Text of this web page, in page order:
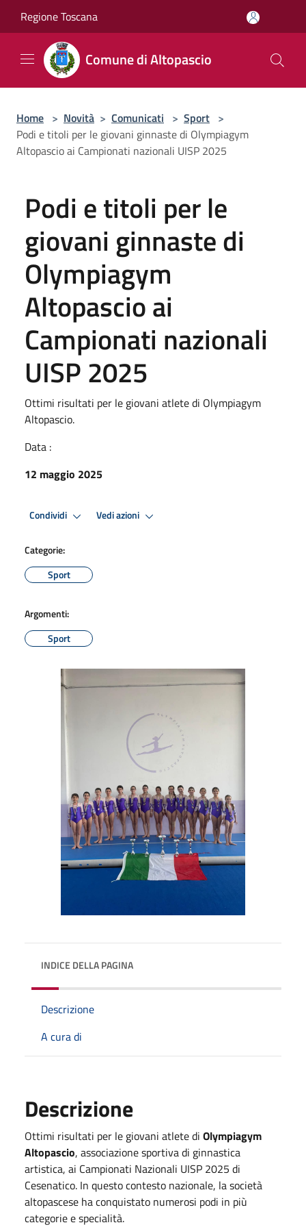
Regione Toscana
Comune di Altopascio
Home > Novità > Comunicati > Sport >
Podi e titoli per le giovani ginnaste di Olympiagym
Altopascio ai Campionati nazionali UISP 2025
Podi e titoli per le
giovani ginnaste di
Olympiagym
Altopascio ai
Campionati nazionali
UISP 2025
Ottimi risultati per le giovani atlete di Olympiagym
Altopascio.
Data :
12 maggio 2025
Condividi Vedi azioni
Categorie:
Sport
Argomenti:
Sport
INDICE DELLA PAGINA
Descrizione
A cura di
Descrizione
Ottimi risultati per le giovani atlete di Olympiagym
Altopascio, associazione sportiva di ginnastica
artistica, ai Campionati Nazionali UISP 2025 di
Cesenatico. In questo contesto nazionale, la società
altopascese ha conquistato numerosi podi in più
categorie e specialità.